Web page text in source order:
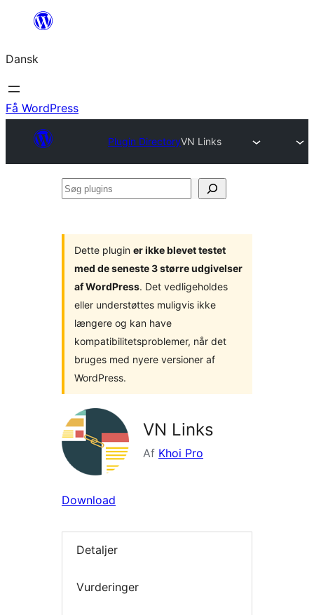
Spring
indhold
Dansk
Få WordPress
Plugin DirectoryVN Links
Søg
Dette plugin er ikke blevet testet
med de seneste 3 større udgivelser
af WordPress. Det vedligeholdes
eller understøttes muligvis ikke
længere og kan have
kompatibilitetsproblemer, når det
bruges med nyere versioner af
WordPress.
VN Links
Af Khoi Pro
Download
Detaljer
Vurderinger